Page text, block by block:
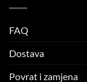
FAQ
Dostava
Povrat i zamjena